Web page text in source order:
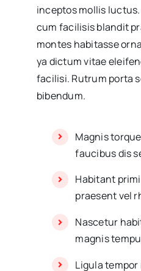
inceptos mollis
cum facilisis blandit
montes habitasse
ya dictum vitae
facilisi. Rutrum porta
bibendum.
Magnis
faucibus dis
Habitant
praesent vel
Nascetur
magnis
Ligula tempor